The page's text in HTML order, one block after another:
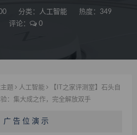
分类： 人工智能
热度：349
评论：
0
题 人工智能
【IT之家评测室】石头自
：集大成之作，完全解放双手
广 告 位 演 示